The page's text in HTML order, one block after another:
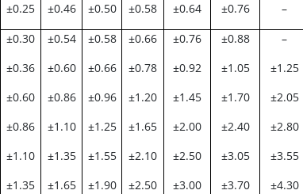
±0.25
±0.46
±0.50
±0.58
±0.64
±0.76
–
±0.30
±0.36
±0.60
±0.86
±1.10
±1.35
±0.54
±0.60
±0.86
±1.10
±1.35
±1.65
±0.58
±0.66
±0.96
±1.25
±1.55
±1.90
±0.66
±0.78
±1.20
±1.65
±2.10
±2.50
±0.76
±0.92
±1.45
±2.00
±2.50
±3.00
±0.88
±1.05
±1.70
±2.40
±3.05
±3.70
–
±1.25
±2.05
±2.80
±3.55
±4.30